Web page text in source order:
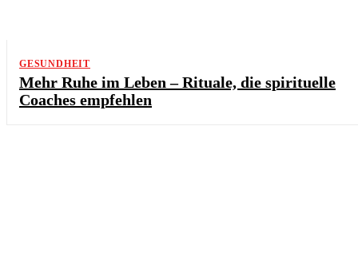
GESUNDHEIT
Mehr Ruhe im Leben – Rituale, die spirituelle
Coaches empfehlen